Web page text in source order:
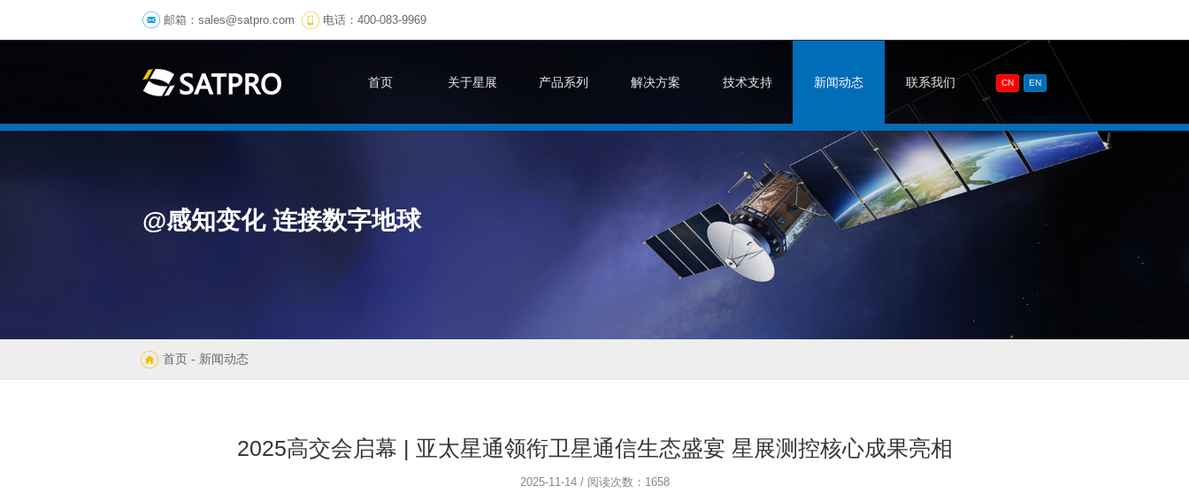
邮箱：sales@satpro.com 电话：400-083-9969
首页 关于星展 产品系列 解决方案 技术支持 新闻动态 联系我们 CN EN
@感知变化 连接数字地球
首页 - 新闻动态
2025高交会启幕 | 亚太星通领衔卫星通信生态盛宴 星展测控核心成果亮相
2025-11-14 / 阅读次数：1658